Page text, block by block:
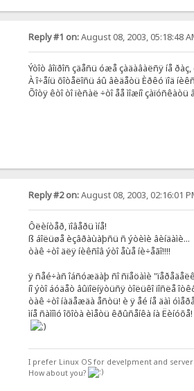
Reply #1 on:August 08, 2003, 05:18:48
Ýòîò âîïðîñ çäåñü óæå çàäàâàëñÿ íå
À î÷åíü õîòåëîñü áû âèäåòü Èðêó ïîä
Õîòÿ êòî òî ïèñàë ÷òî åå ìîæíî çàïóñêàòü
Reply #2 on:August 08, 2003, 02:16:01
Ôëèíòåð, ïîâåðü ìíå!
ß áîëüøå èçâðàùàþñü ñ ýòèìè âèíäàìè...
òàê ÷òî äëÿ íèêñîâ ýòî åùå íè÷åãî!!!!
ÿ ñåé÷àñ îáñóæäàþ ñî ñïåöàìè
íî ýòî áóäåò âûïîëíÿòüñÿ òîëüêî ïîñëå
òàê ÷òî íàäåæäà åñòü! è ÿ åé íå äàì
ìíå ñàìîìó îõîòà èìåòü êðûñåíêà íà Ëèíóõå!
I prefer Linux OS for develpment and server
How about you?